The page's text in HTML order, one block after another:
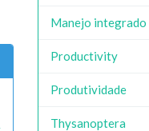
Manejo integrado
Productivity
Produtividade
Thysanoptera